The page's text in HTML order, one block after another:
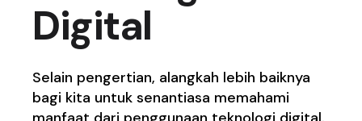
Digital
Selain pengertian, alangkah lebih baiknya
bagi kita untuk senantiasa memahami